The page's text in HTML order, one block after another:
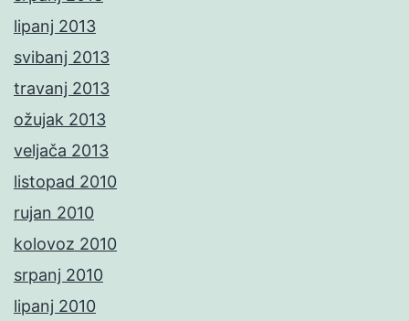
lipanj 2013
svibanj 2013
travanj 2013
ožujak 2013
veljača 2013
listopad 2010
rujan 2010
kolovoz 2010
srpanj 2010
lipanj 2010